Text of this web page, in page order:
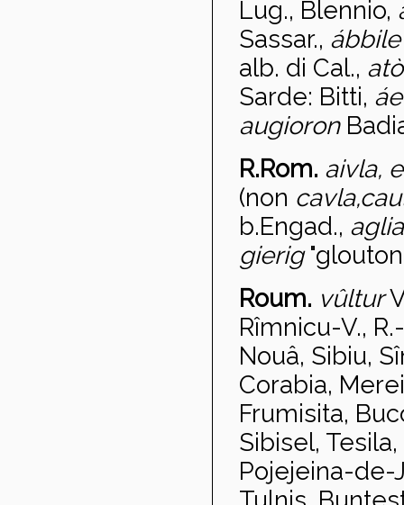
Lug., Blennio,
Sassar.,
alb. di Cal., atò
Sarde: Bitti,
augioron
R.Rom. aivla,
(non cavla,
b.Engad.,
gierig
Roum. vûltur
Rîmnicu-V.,
Nouâ, Sibiu,
Corabia,
Frumisita,
Sibisel,
Pojejeina-de-